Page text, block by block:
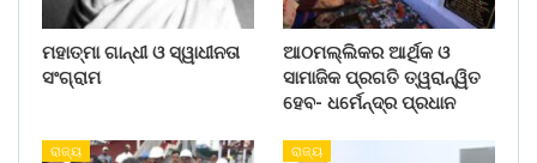
ମହାତ୍ମା ଗାନ୍ଧୀ ଓ ସ୍ୱାଧୀନତା
ସଂଗ୍ରାମ
ଆଠମଲ୍ଲିକର ଆର୍ଥିକ ଓ
ସାମାଜିକ ପ୍ରଗତି ତ୍ୱରାନ୍ୱିତ
ହେବ- ଧର୍ମେନ୍ଦ୍ର ପ୍ରଧାନ
ରାଜ୍ୟ ରାଜ୍ୟ